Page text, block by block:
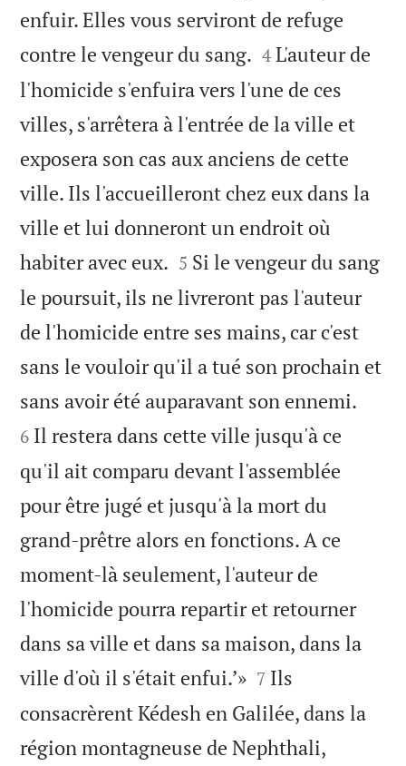
enfuir. Elles vous serviront de refuge
contre le vengeur du sang. 

4 L'auteur de
l'homicide s'enfuira vers l'une de ces
villes, s'arrêtera à l'entrée de la ville et
exposera son cas aux anciens de cette
ville. Ils l'accueilleront chez eux dans la
ville et lui donneront un endroit où
habiter avec eux. 

5 Si le vengeur du sang
le poursuit, ils ne livreront pas l'auteur
de l'homicide entre ses mains, car c'est
sans le vouloir qu'il a tué son prochain et
sans avoir été auparavant son ennemi.
6 Il restera dans cette ville jusqu'à ce
qu'il ait comparu devant l'assemblée
pour être jugé et jusqu'à la mort du
grand-prêtre alors en fonctions. A ce
moment-là seulement, l'auteur de
l'homicide pourra repartir et retourner
dans sa ville et dans sa maison, dans la
ville d'où il s'était enfui.’»
7 Ils
consacrèrent Kédesh en Galilée, dans la
région montagneuse de Nephthali,